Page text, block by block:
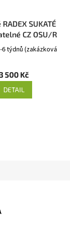
SUKATÉ
CZ OSU/R
6 týdnů (zakázková
500 Kč
DETAIL